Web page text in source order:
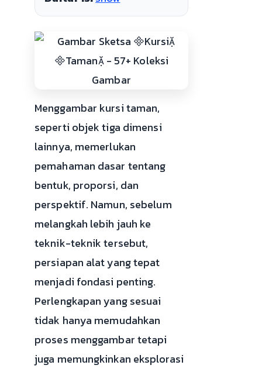
Menggambar kursi taman,
seperti objek tiga dimensi
lainnya, memerlukan
pemahaman dasar tentang
bentuk, proporsi, dan
perspektif. Namun, sebelum
melangkah lebih jauh ke
teknik-teknik tersebut,
persiapan alat yang tepat
menjadi fondasi penting.
Perlengkapan yang sesuai
tidak hanya memudahkan
proses menggambar tetapi
juga memungkinkan eksplorasi